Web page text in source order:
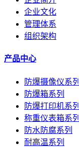
企业文化
管理体系
组织架构
产品中心
防爆摄像仪系列
防爆箱系列
防爆打印机系列
称重仪表箱系列
防水防腐系列
耐高温系列